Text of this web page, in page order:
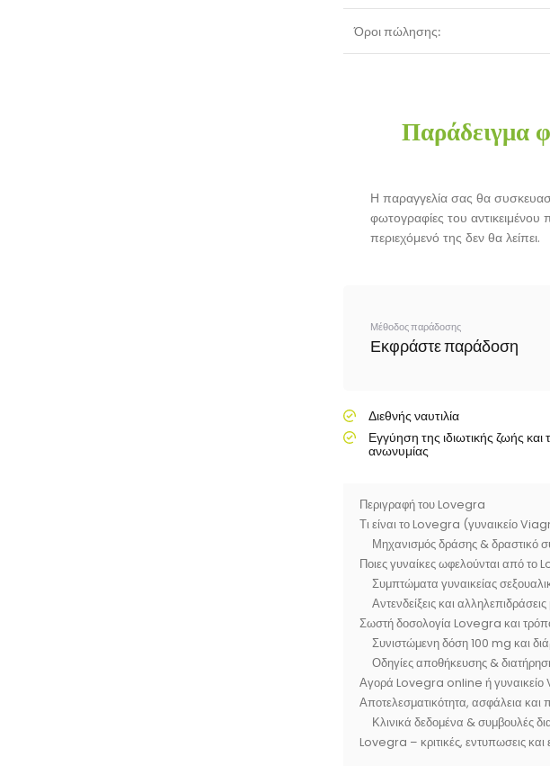
Όροι πώλησης:
Παράδειγμα
Η παραγγελία σας θα
φωτογραφίες του
περιεχόμενό της δεν θα λείπει.
Μέθοδος παράδοσης
Εκφράστε παράδοση
Διεθνής ναυτιλία
Εγγύηση της ιδιωτικής ζωής και
ανωνυμίας
Περιγραφή του Lovegra
Τι είναι το Lovegra (γυναικείο
Μηχανισμός δράσης & δραστικό
Ποιες γυναίκες ωφελούνται από το
Συμπτώματα γυναικείας
Αντενδείξεις και
Σωστή δοσολογία Lovegra και
Συνιστώμενη δόση 100 mg και
Οδηγίες αποθήκευσης &
Αγορά Lovegra online ή γυναικείο
Αποτελεσματικότητα, ασφάλεια
Κλινικά δεδομένα & συμβουλές
Lovegra – κριτικές, εντυπωσεις